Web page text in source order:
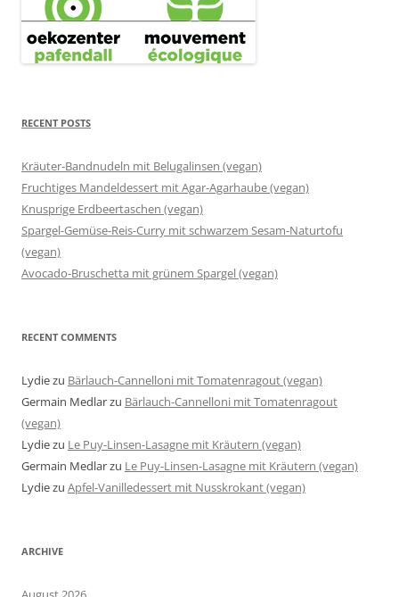
RECENT POSTS
Kräuter-Bandnudeln mit Belugalinsen (vegan)
Fruchtiges Mandeldessert mit Agar-Agarhaube (vegan)
Knusprige Erdbeertaschen (vegan)
Spargel-Gemüse-Reis-Curry mit schwarzem Sesam-Naturtofu
(vegan)
Avocado-Bruschetta mit grünem Spargel (vegan)
RECENT COMMENTS
Lydiezu Bärlauch-Cannelloni mit Tomatenragout (vegan)
Germain Medlarzu Bärlauch-Cannelloni mit Tomatenragout
(vegan)
Lydiezu Le Puy-Linsen-Lasagne mit Kräutern (vegan)
Germain Medlarzu Le Puy-Linsen-Lasagne mit Kräutern (vegan)
Lydiezu Apfel-Vanilledessert mit Nusskrokant (vegan)
ARCHIVE